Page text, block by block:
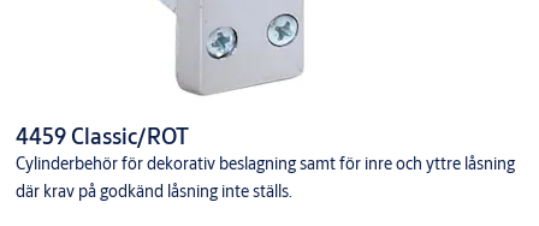
4459 Classic/ROT
Cylinderbehör för dekorativ beslagning samt för inre och yttre låsning
där krav på godkänd låsning inte ställs.